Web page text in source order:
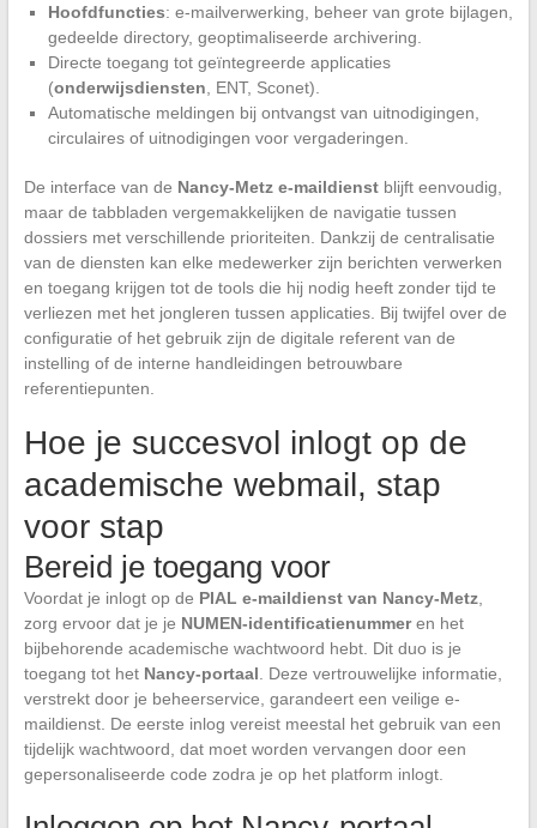
Hoofdfuncties: e-mailverwerking, beheer van grote bijlagen,
gedeelde directory, geoptimaliseerde archivering.
Directe toegang tot geïntegreerde applicaties
(onderwijsdiensten , ENT, Sconet).
Automatische meldingen bij ontvangst van uitnodigingen,
circulaires of uitnodigingen voor vergaderingen.
De interface van de Nancy-Metz e-maildienstblijft eenvoudig,
maar de tabbladen vergemakkelijken de navigatie tussen
dossiers met verschillende prioriteiten. Dankzij de centralisatie
van de diensten kan elke medewerker zijn berichten verwerken
en toegang krijgen tot de tools die hij nodig heeft zonder tijd te
verliezen met het jongleren tussen applicaties. Bij twijfel over de
configuratie of het gebruik zijn de digitale referent van de
instelling of de interne handleidingen betrouwbare
referentiepunten.
Hoe je succesvol inlogt op de
academische webmail, stap
voor stap
Bereid je toegang voor
Voordat je inlogt op de PIAL e-maildienst van Nancy-Metz,
zorg ervoor dat je je NUMEN-identificatienummeren het
bijbehorende academische wachtwoord hebt. Dit duo is je
toegang tot het Nancy-portaal . Deze vertrouwelijke informatie,
verstrekt door je beheerservice, garandeert een veilige e-
maildienst. De eerste inlog vereist meestal het gebruik van een
tijdelijk wachtwoord, dat moet worden vervangen door een
gepersonaliseerde code zodra je op het platform inlogt.